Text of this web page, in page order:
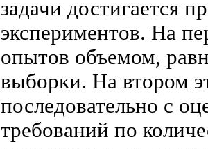
задачи достигается
экспериментов. На
опытов объемом,
выборки. На втором
последовательно с
требований по